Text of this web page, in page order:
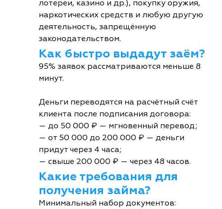
лотереи, казино и др.), покупку оружия,
наркотических средств и любую другую
деятельность, запрещённую
законодательством.
Как быстро выдадут заём?
95% заявок рассматриваются меньше 8
минут.
Деньги переводятся на расчётный счёт
клиента после подписания договора:
— до 50 000 ₽ — мгновенный перевод;
— от 50 000 до 200 000 ₽ — деньги
придут через 4 часа;
— свыше 200 000 ₽ — через 48 часов.
Какие требования для
получения займа?
Минимальный набор документов: